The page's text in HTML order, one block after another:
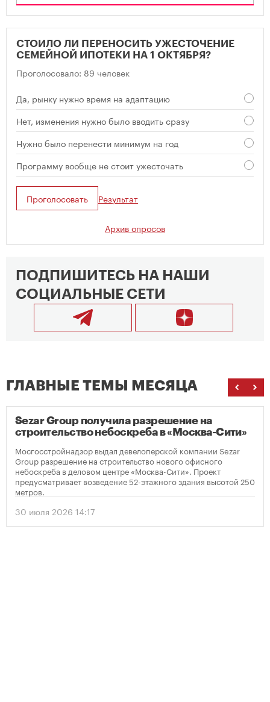
СТОИЛО ЛИ ПЕРЕНОСИТЬ УЖЕСТОЧЕНИЕ
СЕМЕЙНОЙ ИПОТЕКИ НА 1 ОКТЯБРЯ?
Проголосовало: 89 человек
Да, рынку нужно время на адаптацию
Нет, изменения нужно было вводить сразу
Нужно было перенести минимум на год
Программу вообще не стоит ужесточать
Проголосовать Результат
Архив опросов
ПОДПИШИТЕСЬ НА НАШИ
СОЦИАЛЬНЫЕ СЕТИ
ГЛАВНЫЕ ТЕМЫ МЕСЯЦА
Sezar Group получила разрешение на
строительство небоскреба в «Москва-Сити»
Мосгосстройнадзор выдал девелоперской компании Sezar
Group разрешение на строительство нового офисного
небоскреба в деловом центре «Москва-Сити». Проект
предусматривает возведение 52-этажного здания высотой 250
метров.
30 июля 2026 14:17